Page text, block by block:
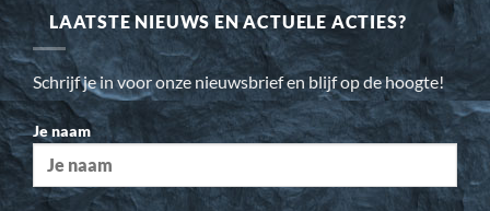
LAATSTE NIEUWS EN ACTUELE ACTIES?
Schrijf je in voor onze nieuwsbrief en blijf op de hoogte!
Je naam